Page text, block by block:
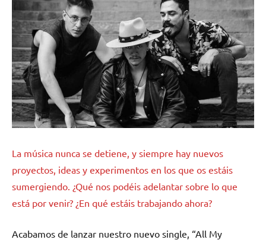
La música nunca se detiene, y siempre hay nuevos
proyectos, ideas y experimentos en los que os estáis
sumergiendo. ¿Qué nos podéis adelantar sobre lo que
está por venir? ¿En qué estáis trabajando ahora?
Acabamos de lanzar nuestro nuevo single, “All My